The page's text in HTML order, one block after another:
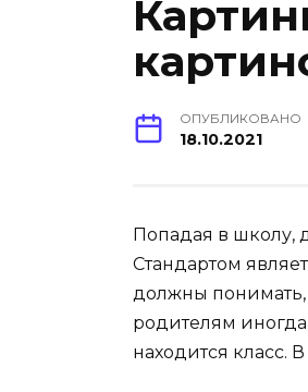
ОПУБЛИКОВАНО
18.10.2021
Попадая в школу,
Стандартом
должны понимать,
родителям
находится класс.